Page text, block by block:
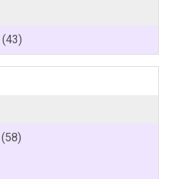
(43)
(58)